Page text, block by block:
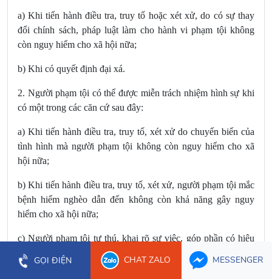
a) Khi tiến hành điều tra, truy tố hoặc xét xử, do có sự thay
đổi chính sách, pháp luật làm cho hành vi phạm tội không
còn nguy hiểm cho xã hội nữa;
b) Khi có quyết định đại xá.
2. Người phạm tội có thể được miễn trách nhiệm hình sự khi
có một trong các căn cứ sau đây:
a) Khi tiến hành điều tra, truy tố, xét xử do chuyển biến của
tình hình mà người phạm tội không còn nguy hiểm cho xã
hội nữa;
b) Khi tiến hành điều tra, truy tố, xét xử, người phạm tội mắc
bệnh hiểm nghèo dẫn đến không còn khả năng gây nguy
hiểm cho xã hội nữa;
c) Người phạm tội tự thú, khai rõ sự việc, góp phần có hiệu
quả vào việc phát hiện và điều tra tội phạm, cố gắng hạn chế
đến mức thấp nhất hậu quả của tội phạm và lập công lớn
GỌI ĐIỆN CHAT ZALO MESSENGER